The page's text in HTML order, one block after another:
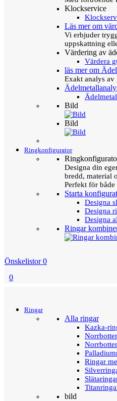
Klockservice
Läs mer om
Vi erbjuder
uppskattning
Värdering av
Värdera
läs mer om
Exakt analys av
Bild
Bild
Ringkonfigurator
Designa din
bredd, material
Perfekt för
Starta
Designa
Designa
Designa
Ringar
Önskelistor 0
0
Ringar
Alla ringar
Kazka-
Ringar
bild